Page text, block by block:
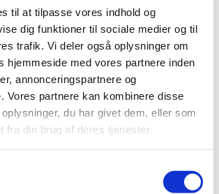
til at tilpasse vores indhold og
dig funktioner til sociale medier og til
trafik. Vi deler også oplysninger om
hjemmeside med vores partnere inden
annonceringspartnere og
Vores partnere kan kombinere disse
du har givet dem, eller som
fra din brug af deres tjenester.
af endnu en mulig vaccine
er påbegyndt
af endnu en mulig vaccine mod
i det europæiske…
sætter nu hårdere ind
af resultater fra